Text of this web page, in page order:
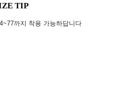
TIP
까지 착용 가능하답니다